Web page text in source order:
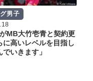
男子
MB大竹壱青と契約更
に高いレベルを目指し
でいきます」